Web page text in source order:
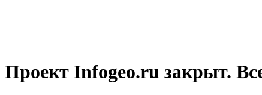
Проект Infogeo.ru закрыт.